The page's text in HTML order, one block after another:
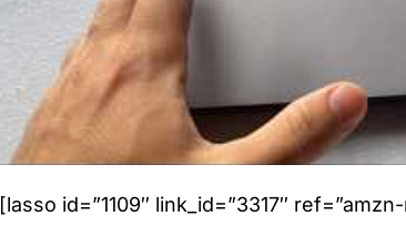
[lasso id=”1109″ link_id=”3317″